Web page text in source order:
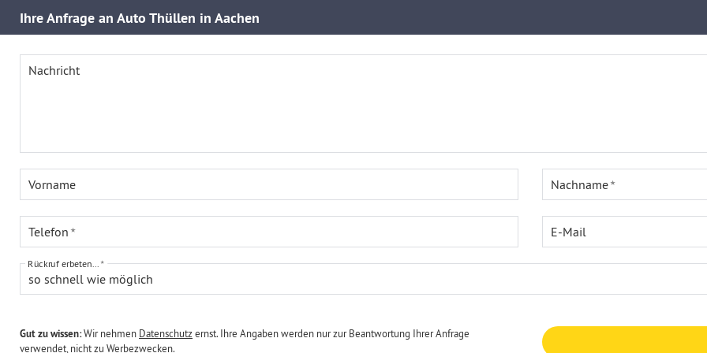
IhreAnfrage an Auto Thüllen in Aachen
Nachricht
Vorname Nachname
Telefon E-Mail
so schnell wie möglich
Rückruf erbeten...
Gut zu wissen:Wir nehmen Datenschutzernst. Ihre Angaben werden nur zur Beantwortung Ihrer Anfrage
verwendet, nicht zu Werbezwecken.